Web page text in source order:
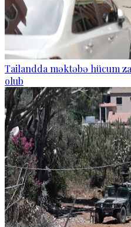
Tailandda məktəbə hücum
olub